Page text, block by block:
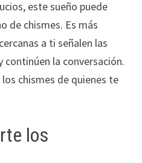
este sueño puede
de chismes. Es más
a ti señalen las
continúen la conversación.
chismes de quienes te
los